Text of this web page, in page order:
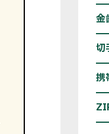
金
切
携